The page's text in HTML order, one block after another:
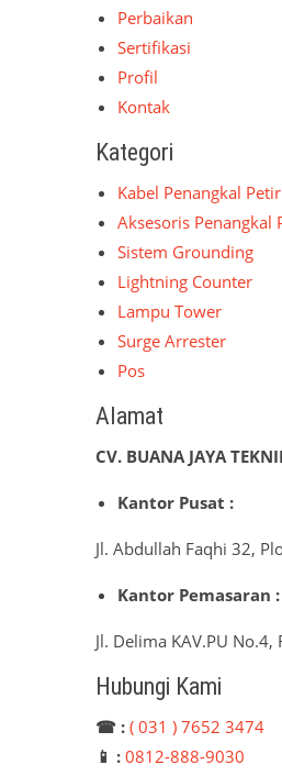
Perbaikan
Sertifikasi
Profil
Kontak
Kategori
Kabel Penangkal Petir
Aksesoris Penangkal
Sistem Grounding
Lightning Counter
Lampu Tower
Surge Arrester
Pos
Alamat
CV. BUANA JAYA
Kantor Pusat :
Jl. Abdullah Faqhi 32,
Kantor Pemasaran :
Jl. Delima KAV.PU
Hubungi Kami
☎ : ( 031 ) 7652 3474
📱 : 0812-888-9030